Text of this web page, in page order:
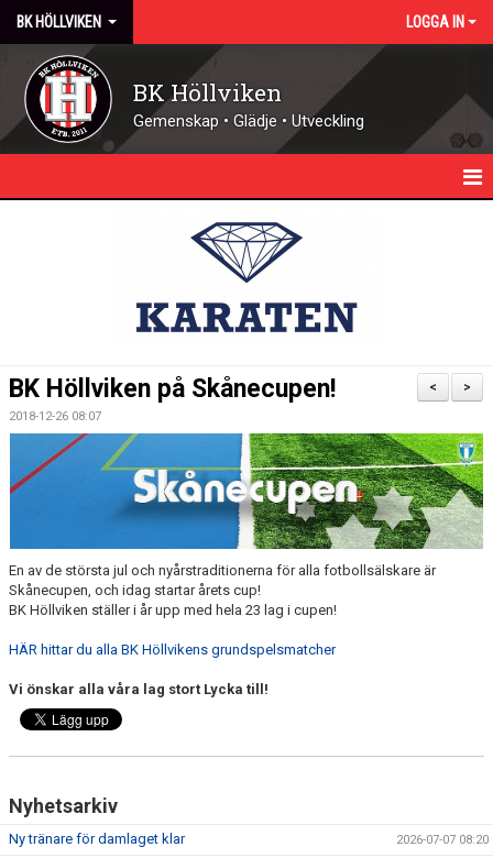
BK HÖLLVIKEN LOGGA IN
BK Höllviken
Gemenskap • Glädje • Utveckling
FÖRENINGEN
DOMARE
SPELKLAR - FOLKSAM
FÖR BESÖKARE
>
<
BK Höllviken på Skånecupen!
2018-12-26 08:07
En av de största jul och nyårstraditionerna för alla fotbollsälskare är
Skånecupen, och idag startar årets cup!
BK Höllviken ställer i år upp med hela 23 lag i cupen!
HÄR hittar du alla BK Höllvikens grundspelsmatcher
Vi önskar alla våra lag stort Lycka till!
Nyhetsarkiv
Ny tränare för damlaget klar 2026-07-07 08:20